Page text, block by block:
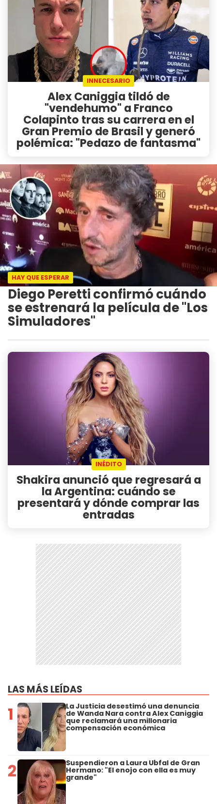
INNECESARIO
Alex Caniggia tildó de
"vendehumo" a Franco
Colapinto tras su carrera en el
Gran Premio de Brasil y generó
polémica: "Pedazo de fantasma"
HAY QUE ESPERAR
Diego Peretti confirmó cuándo
se estrenará la película de "Los
Simuladores"
INÉDITO
Shakira anunció que regresará a
la Argentina: cuándo se
presentará y dónde comprar las
entradas
LAS MÁS LEÍDAS
1 La Justicia desestimó una denuncia
de Wanda Nara contra Alex Caniggia
que reclamará una millonaria
compensación económica
2 Suspendieron a Laura Ubfal de Gran
Hermano: "El enojo con ella es muy
grande"